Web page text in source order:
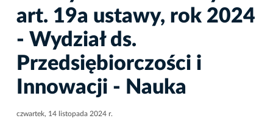
art. 19a ustawy, rok 2024
- Wydział ds.
Przedsiębiorczości i
Innowacji - Nauka
czwartek, 14 listopada 2024 r.